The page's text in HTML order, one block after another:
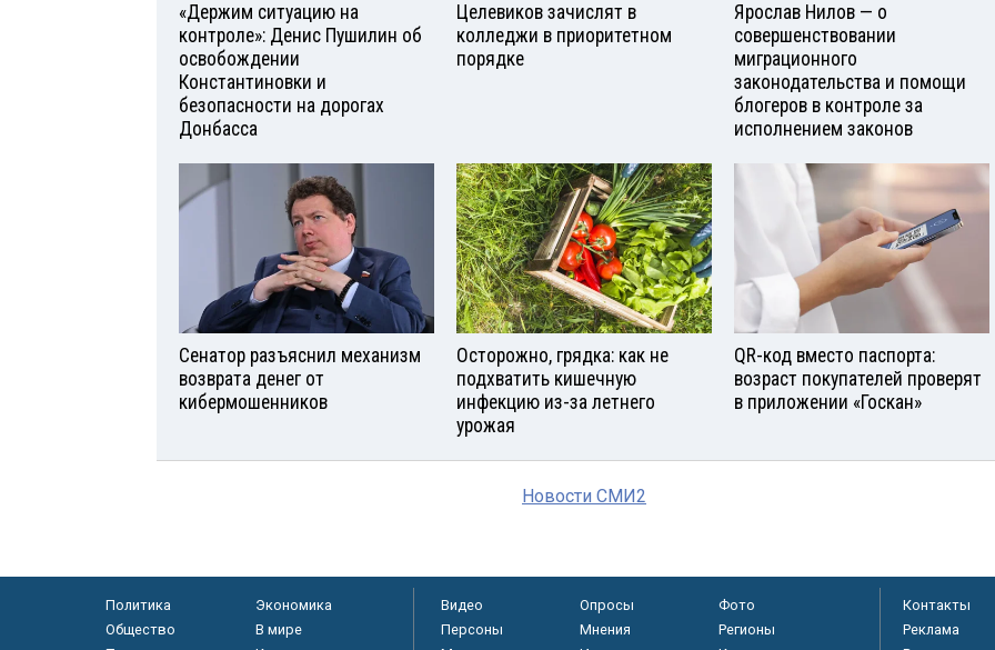
«Держим ситуацию на
контроле»: Денис Пушилин об
освобождении
Константиновки и
безопасности на дорогах
Донбасса
Целевиков зачислят в
колледжи в приоритетном
порядке
Ярослав Нилов — о
совершенствовании
миграционного
законодательства и помощи
блогеров в контроле за
исполнением законов
Сенатор разъяснил механизм
возврата денег от
кибермошенников
Осторожно, грядка: как не
подхватить кишечную
инфекцию из-за летнего
урожая
QR-код вместо паспорта:
возраст покупателей проверят
в приложении «Госкан»
Новости СМИ2
Политика
Экономика
Общество
В мире
Видео Опросы
Фото
Персоны
Мнения
Регионы
Контакты
Реклама